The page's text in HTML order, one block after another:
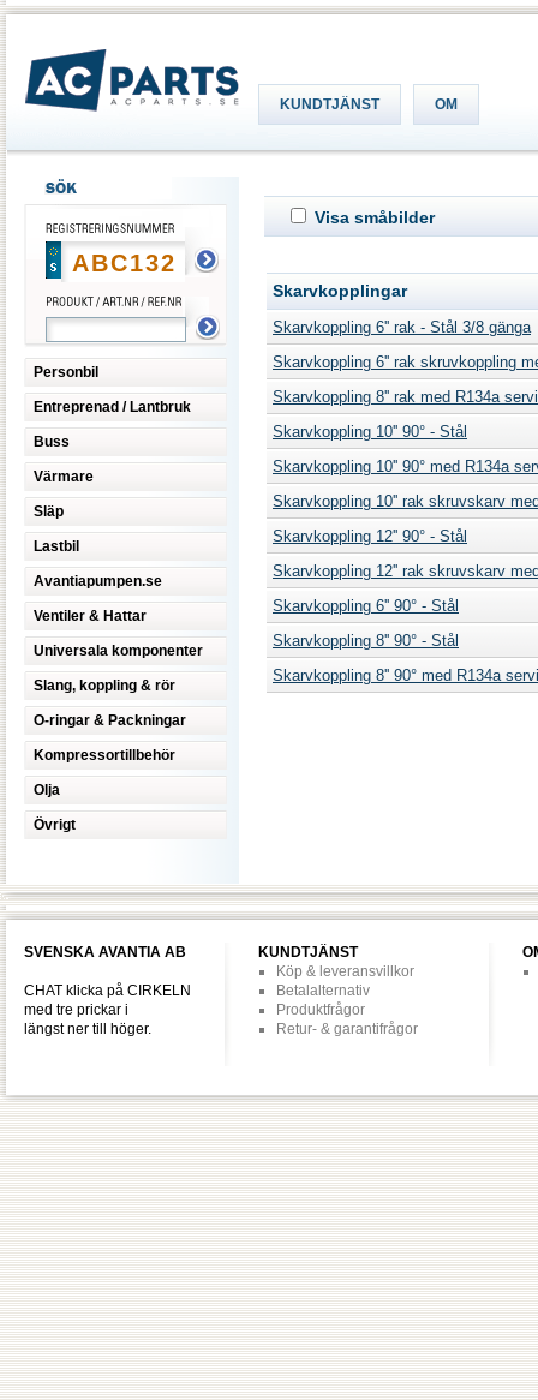
KUNDTJÄNST OM
Personbil
Entreprenad / Lantbruk
Buss
Värmare
Släp
Lastbil
Avantiapumpen.se
Ventiler & Hattar
Universala komponenter
Slang, koppling & rör
O-ringar & Packningar
Kompressortillbehör
Olja
Övrigt
Visa småbilder
Skarvkopplingar
Skarvkoppling 6'' rak - Stål 3/8 gänga
Skarvkoppling 6'' rak skruvkoppling
Skarvkoppling 8'' rak med R134a
Skarvkoppling 10'' 90° - Stål
Skarvkoppling 10'' 90° med R134a
Skarvkoppling 10'' rak skruvskarv
Skarvkoppling 12'' 90° - Stål
Skarvkoppling 12'' rak skruvskarv
Skarvkoppling 6'' 90° - Stål
Skarvkoppling 8'' 90° - Stål
Skarvkoppling 8'' 90° med R134a
SVENSKA AVANTIA AB
CHAT klicka på CIRKELN
med tre prickar i
längst ner till höger.
KUNDTJÄNST
Köp & leveransvillkor
Betalalternativ
Produktfrågor
Retur- & garantifrågor